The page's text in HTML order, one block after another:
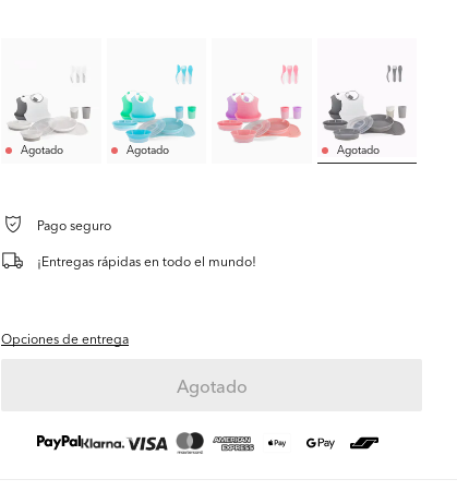
Agotado Agotado Agotado
Pago seguro
¡Entregas rápidas en todo el mundo!
Opciones de entrega
Agotado